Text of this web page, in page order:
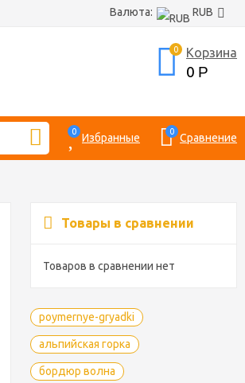
Валюта: RUB
0 Корзина
0 Р
0 Избранные 0 Сравнение
Товары в сравнении
Товаров в сравнении нет
poymernye-gryadki
альпийская горка
бордюр волна